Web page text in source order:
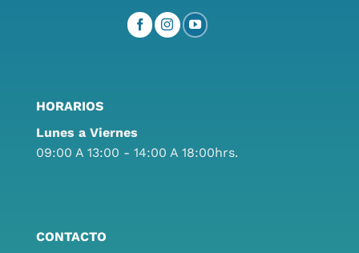
HORARIOS
Lunes a Viernes
09:00 A 13:00 - 14:00 A 18:00hrs.
CONTACTO